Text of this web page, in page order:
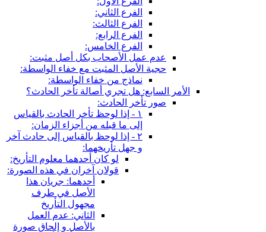
الفرع الثاني:
الفرع الثالث:
الفرع الرابع:
الفرع الخامس:
عدم عمل الأصحاب بكل أصل مثبت:
حجية الأصل المثبت مع خفاء الواسطة:
نماذج من خفاء الواسطة:
الأمر السابع: هل تجري أصالة تأخر الحادث؟
صور تأخر الحادث:
١ - إذا لوحظ تأخر الحادث بالقياس
إلى ما قبله من أجزاء الزمان:
٢ - إذا لوحظ بالقياس إلى حادث آخر
و جهل تأريخهما:
لو كان أحدهما معلوم التأريخ:
قولان آخران في هذه الصورة:
أحدهما: جريان هذا
الأصل في طرف
مجهول التأريخ
الثاني: عدم العمل
بالأصل و إلحاق صورة